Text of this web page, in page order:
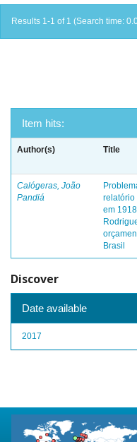
Results 1-1 of 1 (Search time:
Item hits:
Author(s) Title
Calógeras, João
Pandiá
relatório
em
Brasil
Discover
Date available
2017